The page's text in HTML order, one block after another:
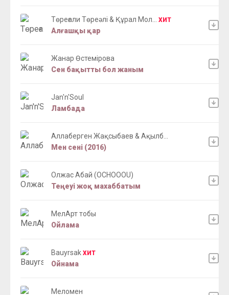
Төреғали Төреәлі & Құрал Мол... ХИТ
Алғашқы қар
Жанар Өстемірова
Сен бақытты бол жаным
Jan'n'Soul
Ламбада
Аллаберген Жақсыбаев & Ақылб...
Мен сені (2016)
Олжас Абай (OCHOOOU)
Теңеуі жоқ махаббатым
МелАрт тобы
Ойлама
Bauyrsak ХИТ
Ойнама
Меломен